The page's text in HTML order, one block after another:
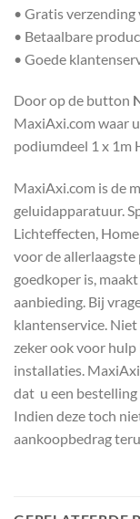
• Gratis verzending
• Betaalbare
• Goede
Door op de button
MaxiAxi.com waar
podiumdeel 1 x 1m
MaxiAxi.com is de
geluidapparatuur.
Lichteffecten,
voor de
goedkoper is,
aanbieding. Bij
klantenservice.
zeker ook voor
installaties.
dat u een
Indien deze toch
aankoopbedrag